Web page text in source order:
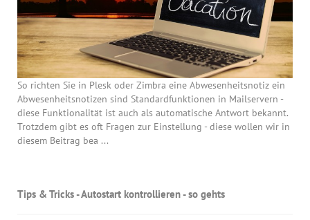
So richten Sie in Plesk oder Zimbra eine Abwesenheitsnotiz ein
Abwesenheitsnotizen sind Standardfunktionen in Mailservern -
diese Funktionalität ist auch als automatische Antwort bekannt.
Trotzdem gibt es oft Fragen zur Einstellung - diese wollen wir in
diesem Beitrag bea ...
Tips & Tricks - Autostart kontrollieren - so gehts